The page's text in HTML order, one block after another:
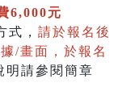
6,000元
式， 請於報名後
/畫面，於報名
明請參閱簡章